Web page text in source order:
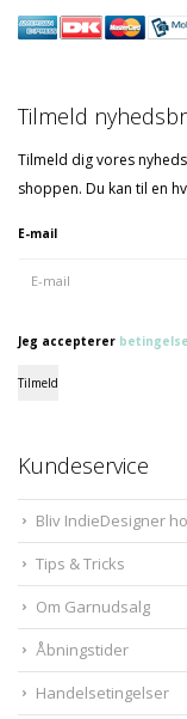
Tilmeld
Tilmeld dig vores
shoppen. Du kan til en
E-mail
Jeg accepterer
Tilmeld
Kundeservice
Bliv IndieDesigner
Tips & Tricks
Om Garnudsalg
Åbningstider
Handelsetingelser